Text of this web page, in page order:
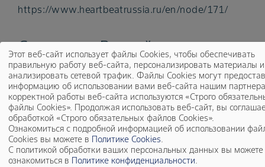
https://www.heartbeatrussia.ru/en/node/171/
Справка о Российском
кардиологическом обществе
Общероссийская общественная организация
«Российское кардиологическое общество»
специалистов здравоохранения, занятых научно-
исследовательской, педагогической и
работой в области кардиологии и смежных
Этот веб-сайт использует файлы Cookies, чтобы обеспечивать
правильную работу веб-сайта, персонализировать материалы и
анализировать сетевой трафик. Файлы Cookies могут
информацию об использовании вами веб-сайта нашим
корректной работы веб-сайта используются «Строго
файлы Cookies». Продолжая использовать веб-сайт, вы
обработкой «Строго обязательных файлов Cookies».
Ознакомиться с подробной информацией об использовании
Cookies вы можете в Политике Cookies.
С политикой обработки ваших персональных данных вы можете
ознакомиться в Политике конфиденциальности.